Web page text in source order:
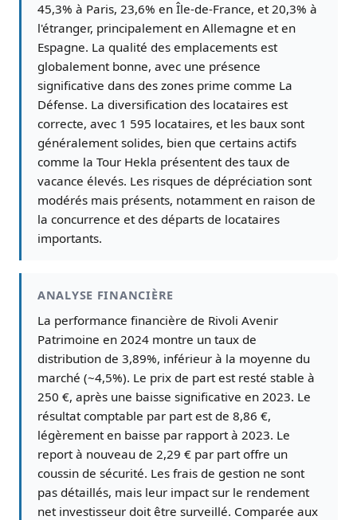
45,3% à Paris, 23,6% en Île-de-France, et 20,3% à
l'étranger, principalement en Allemagne et en
Espagne. La qualité des emplacements est
globalement bonne, avec une présence
significative dans des zones prime comme La
Défense. La diversification des locataires est
correcte, avec 1 595 locataires, et les baux sont
généralement solides, bien que certains actifs
comme la Tour Hekla présentent des taux de
vacance élevés. Les risques de dépréciation sont
modérés mais présents, notamment en raison de
la concurrence et des départs de locataires
importants.
ANALYSE FINANCIÈRE
La performance financière de Rivoli Avenir
Patrimoine en 2024 montre un taux de
distribution de 3,89%, inférieur à la moyenne du
marché (~4,5%). Le prix de part est resté stable à
250 €, après une baisse significative en 2023. Le
résultat comptable par part est de 8,86 €,
légèrement en baisse par rapport à 2023. Le
report à nouveau de 2,29 € par part offre un
coussin de sécurité. Les frais de gestion ne sont
pas détaillés, mais leur impact sur le rendement
net investisseur doit être surveillé. Comparée aux